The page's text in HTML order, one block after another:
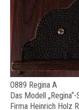
O889 Regina A
Das Modell
Firma Heinrich Holz